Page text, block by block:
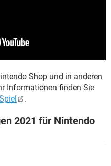
Shop und in anderen
Informationen finden Sie
.
2021 für Nintendo